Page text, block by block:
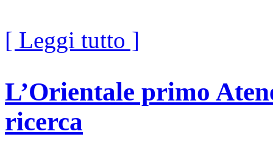
[ Leggi tutto ]
L’Orientale primo
ricerca